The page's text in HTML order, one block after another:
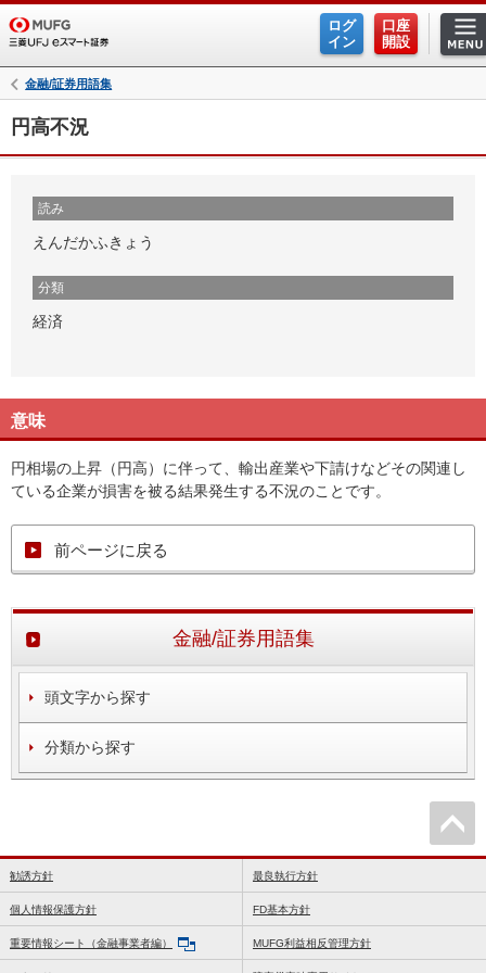
ログ
イン
口座
開設
金融/証券用語集
円高不況
読み
えんだかふきょう
分類
経済
意味
円相場の上昇（円高）に伴って、輸出産業や下請けなどその関連し
ている企業が損害を被る結果発生する不況のことです。
前ページに戻る
金融/証券用語集
頭文字から探す
分類から探す
勧誘方針 最良執行方針
個人情報保護方針 FD基本方針
重要情報シート（金融事業者編） MUFG利益相反管理方針